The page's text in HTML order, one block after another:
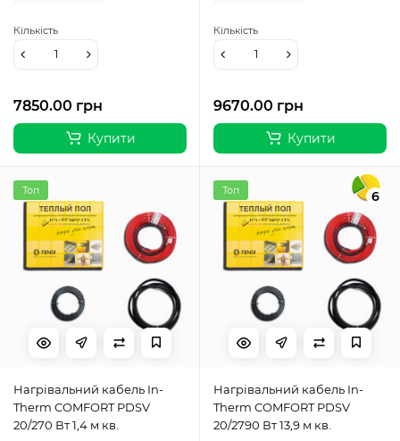
7850.00 грн
Кількість
Купити
9670.00 грн
Кількість
Купити
Топ
Нагрівальний кабель In-
Therm COMFORT PDSV
20/270 Вт 1,4 м кв.
6
Топ
Нагрівальний кабель In-
Therm COMFORT PDSV
20/2790 Вт 13,9 м кв.